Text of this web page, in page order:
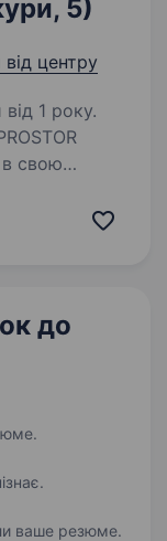
5)
центру
1 року.
в свою
Ак. Проскури
до
ваше резюме.